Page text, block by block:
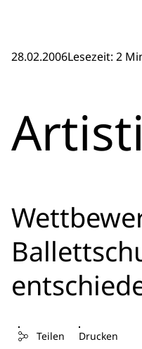
28.02.2006Lesezeit: 2
Teilen Drucken